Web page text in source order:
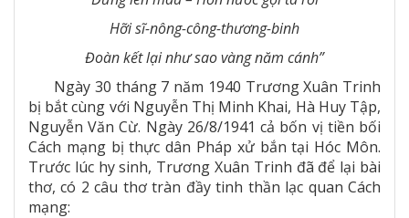
Hỡi sĩ-nông-công-thương-binh
Đoàn kết lại như sao vàng năm cánh”
Ngày 30 tháng 7 năm 1940 Trương Xuân Trinh
bị bắt cùng với Nguyễn Thị Minh Khai, Hà Huy Tập,
Nguyễn Văn Cừ. Ngày 26/8/1941 cả bốn vị tiền bối
Cách mạng bị thực dân Pháp xử bắn tại Hóc Môn.
Trước lúc hy sinh, Trương Xuân Trinh đã để lại bài
thơ, có 2 câu thơ tràn đầy tinh thần lạc quan Cách
mạng: